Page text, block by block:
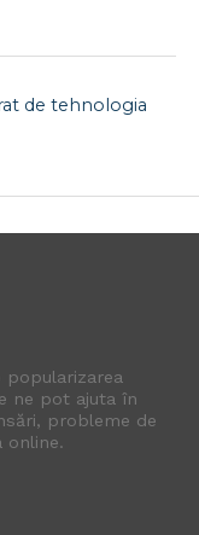
de tehnologia
popularizarea
ne pot ajuta în
probleme de
online.